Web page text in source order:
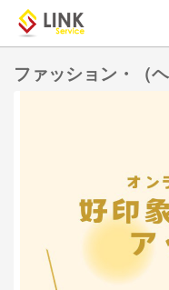
ファッション・（